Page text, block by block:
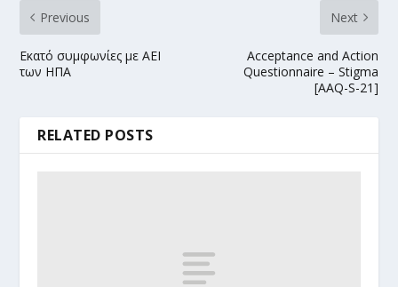
Previous
Εκατό συμφωνίες με ΑΕΙ
των ΗΠΑ
Next
Acceptance and Action
Questionnaire – Stigma
[AAQ-S-21]
RELATED POSTS